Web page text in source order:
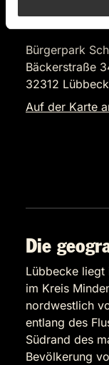
Bürgerpark
Bäckerstraße
32312
Auf der Karte
Die
Lübbecke liegt
im Kreis
nordwestlich
entlang des
Südrand des
Bevölkerung